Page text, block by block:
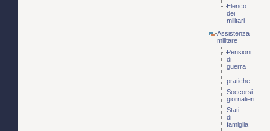
Elenco
dei
militari
Assistenza
militare
Pensioni
di
guerra
-
pratiche
Soccorsi
giornalieri
Stati
di
famiglia